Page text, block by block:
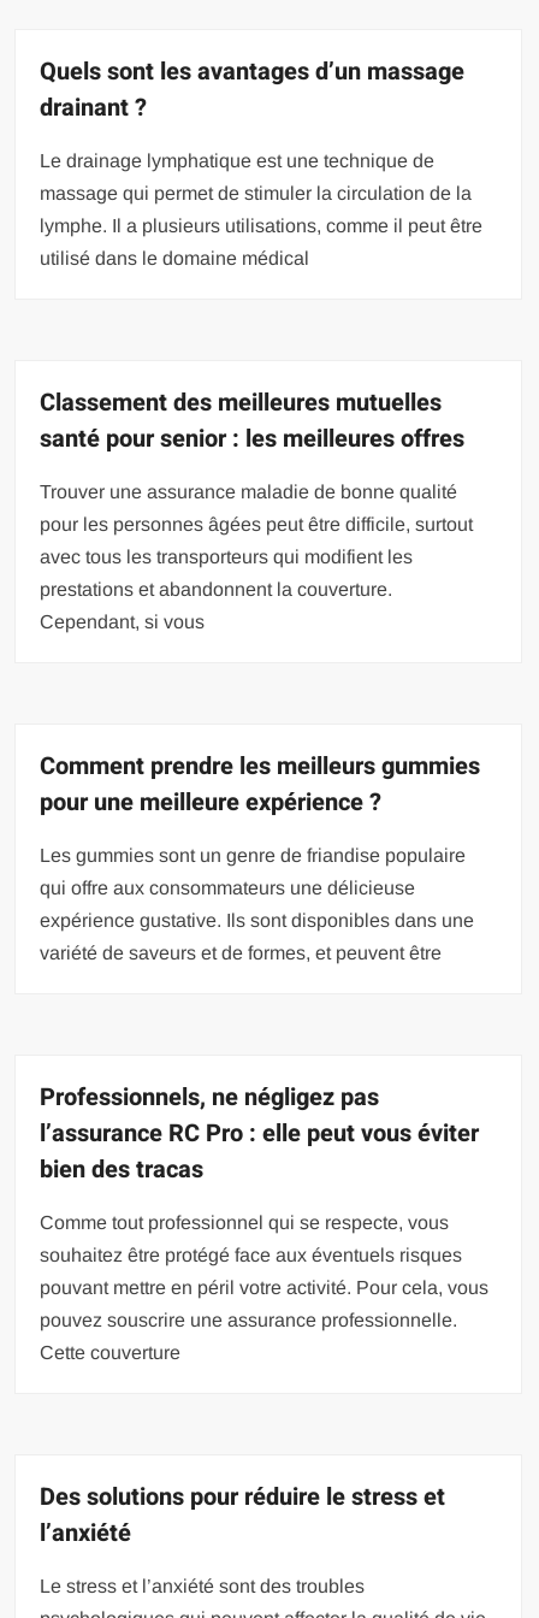
Quels sont les avantages d’un massage
drainant ?
Le drainage lymphatique est une technique de
massage qui permet de stimuler la circulation de la
lymphe. Il a plusieurs utilisations, comme il peut être
utilisé dans le domaine médical
Classement des meilleures mutuelles
santé pour senior : les meilleures offres
Trouver une assurance maladie de bonne qualité
pour les personnes âgées peut être difficile, surtout
avec tous les transporteurs qui modifient les
prestations et abandonnent la couverture.
Cependant, si vous
Comment prendre les meilleurs gummies
pour une meilleure expérience ?
Les gummies sont un genre de friandise populaire
qui offre aux consommateurs une délicieuse
expérience gustative. Ils sont disponibles dans une
variété de saveurs et de formes, et peuvent être
Professionnels, ne négligez pas
l’assurance RC Pro : elle peut vous éviter
bien des tracas
Comme tout professionnel qui se respecte, vous
souhaitez être protégé face aux éventuels risques
pouvant mettre en péril votre activité. Pour cela, vous
pouvez souscrire une assurance professionnelle.
Cette couverture
Des solutions pour réduire le stress et
l’anxiété
Le stress et l’anxiété sont des troubles